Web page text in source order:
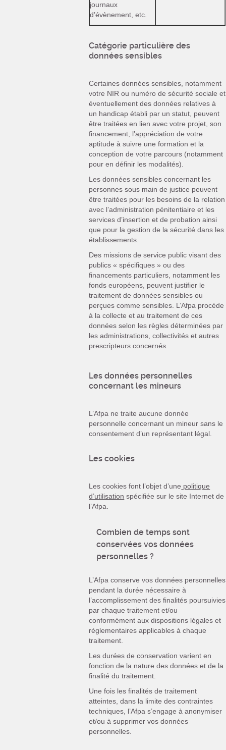
journaux
d’évènement, etc.
Catégorie particulière des
données sensibles
Certaines données sensibles, notamment
votre NIR ou numéro de sécurité sociale et
éventuellement des données relatives à
un handicap établi par un statut, peuvent
être traitées en lien avec votre projet, son
financement, l’appréciation de votre
aptitude à suivre une formation et la
conception de votre parcours (notamment
pour en définir les modalités).
Les données sensibles concernant les
personnes sous main de justice peuvent
être traitées pour les besoins de la relation
avec l’administration pénitentiaire et les
services d’insertion et de probation ainsi
que pour la gestion de la sécurité dans les
établissements.
Des missions de service public visant des
publics « spécifiques » ou des
financements particuliers, notamment les
fonds européens, peuvent justifier le
traitement de données sensibles ou
perçues comme sensibles. L’Afpa procède
à la collecte et au traitement de ces
données selon les règles déterminées par
les administrations, collectivités et autres
prescripteurs concernés.
Les données personnelles
concernant les mineurs
L’Afpa ne traite aucune donnée
personnelle concernant un mineur sans le
consentement d’un représentant légal.
Les cookies
Les cookies font l’objet d’une politique
d’utilisation spécifiée sur le site Internet de
l’Afpa.
Combien de temps sont
conservées vos données
personnelles ?
L’Afpa conserve vos données personnelles
pendant la durée nécessaire à
l’accomplissement des finalités poursuivies
par chaque traitement et/ou
conformément aux dispositions légales et
réglementaires applicables à chaque
traitement.
Les durées de conservation varient en
fonction de la nature des données et de la
finalité du traitement.
Une fois les finalités de traitement
atteintes, dans la limite des contraintes
techniques, l’Afpa s’engage à anonymiser
et/ou à supprimer vos données
personnelles.